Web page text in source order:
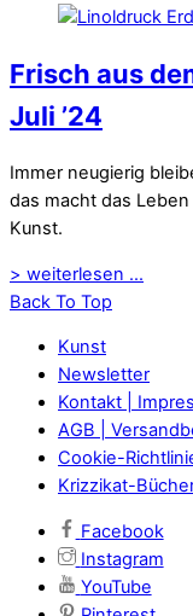
Frisch aus
Juli ’24
Immer neugierig
das macht das
Kunst.
> weiterlesen ...
Back To Top
Kunst
Newsletter
Kontakt |
AGB |
Cookie-
Krizzikat-
Facebook
Instagram
YouTube